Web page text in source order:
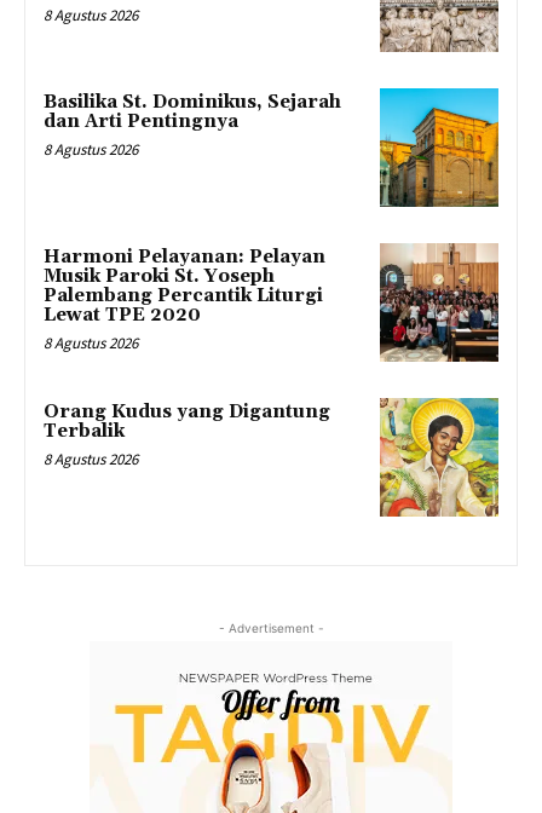
8 Agustus 2026
Basilika St. Dominikus, Sejarah
dan Arti Pentingnya
8 Agustus 2026
Harmoni Pelayanan: Pelayan
Musik Paroki St. Yoseph
Palembang Percantik Liturgi
Lewat TPE 2020
8 Agustus 2026
Orang Kudus yang Digantung
Terbalik
8 Agustus 2026
- Advertisement -